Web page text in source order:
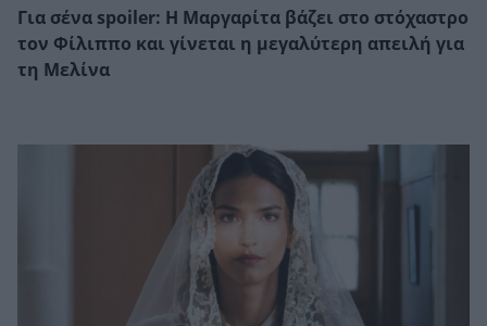
Για σένα spoiler: Η Μαργαρίτα βάζει στο στόχαστρο
τον Φίλιππο και γίνεται η μεγαλύτερη απειλή για
τη Μελίνα